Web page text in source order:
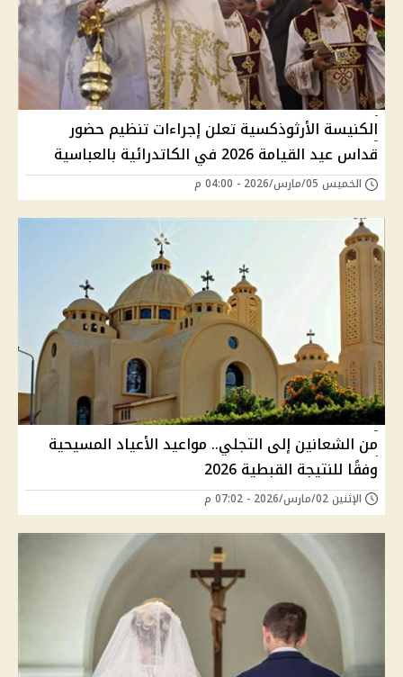
الكنيسة الأرثوذكسية تعلن إجراءات تنظيم حضور
قداس عيد القيامة 2026 في الكاتدرائية بالعباسية
الخميس 05/مارس/2026 - 04:00 م
من الشعانين إلى التجلي.. مواعيد الأعياد المسيحية
وفقًا للنتيجة القبطية 2026
الإثنين 02/مارس/2026 - 07:02 م